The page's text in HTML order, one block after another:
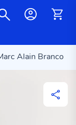
Alain Branco